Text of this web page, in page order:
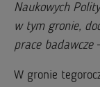
Naukowych
w tym gronie,
prace badawcze
W gronie